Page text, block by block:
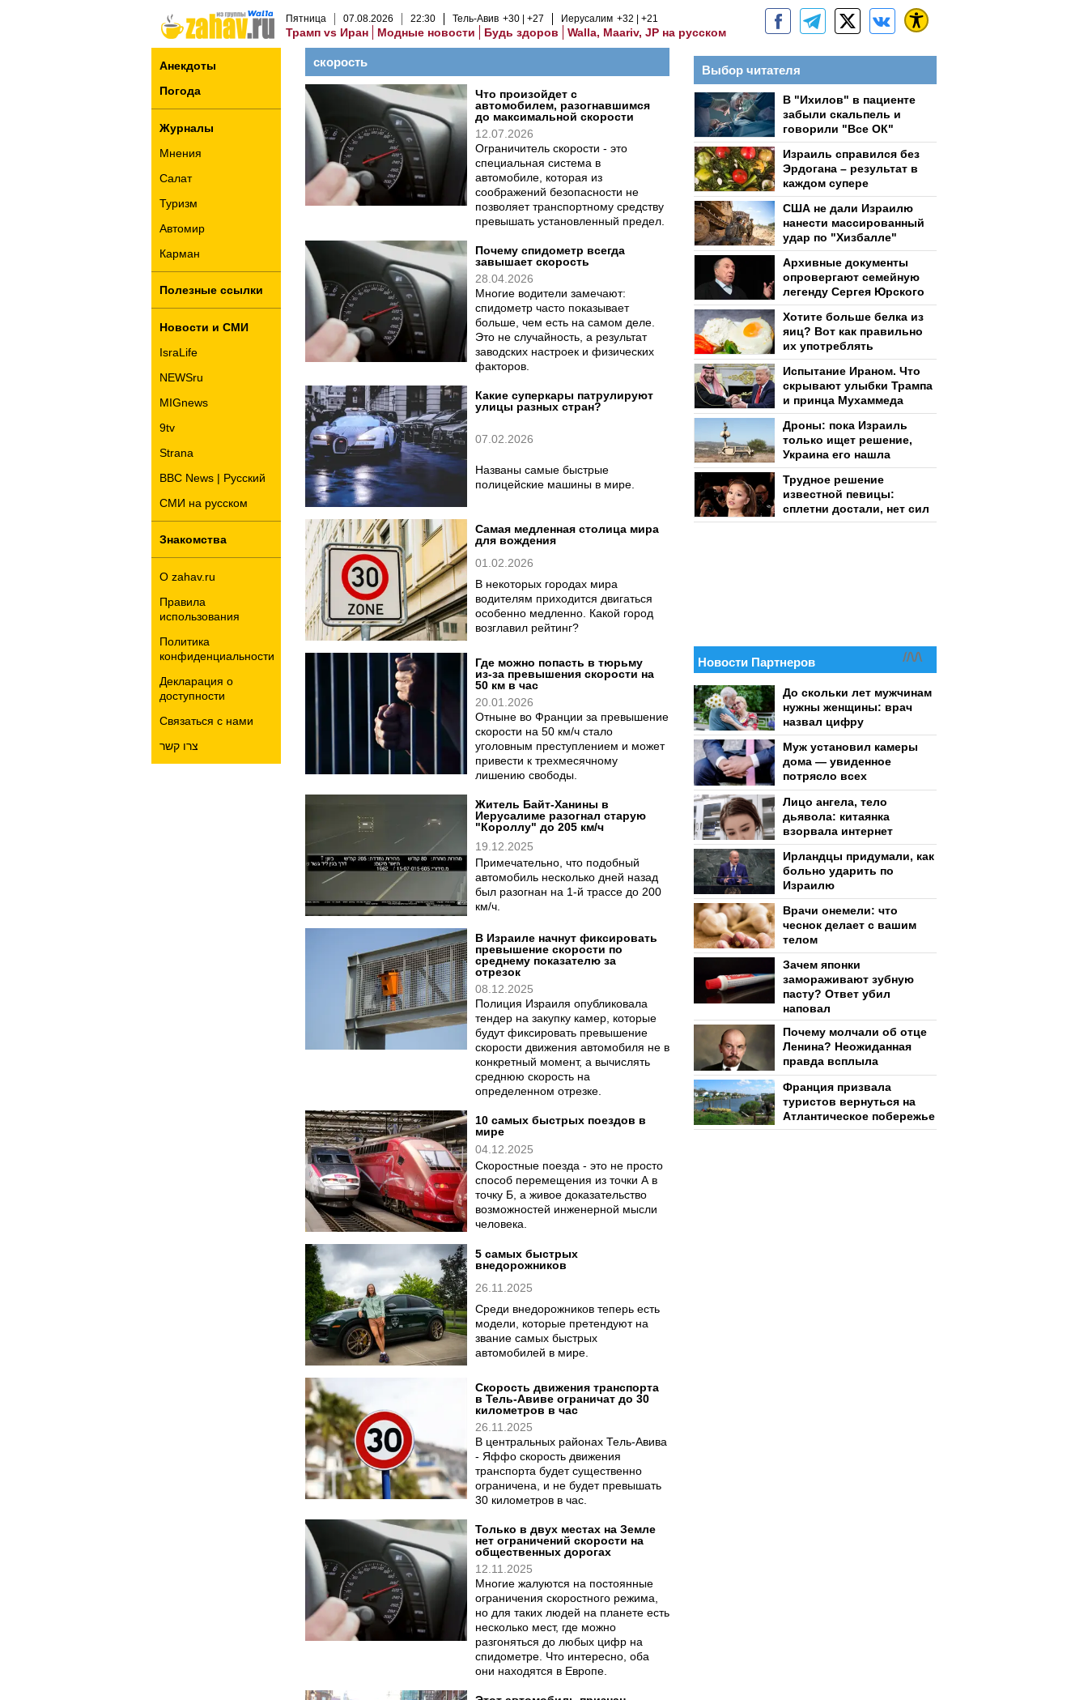
Пятница 07.08.2026 22:30 Тель-Авив +30 +27 Иерусалим +32 +21
Трамп vs Иран Модные новости Будь здоров Walla, Maariv, JP на русском
Анекдоты
Погода
Журналы
Мнения
Салат
Туризм
Автомир
Карман
Полезные ссылки
Новости и СМИ
IsraLife
NEWSru
MIGnews
9tv
Strana
BBC News | Русский
СМИ на русском
Знакомства
О zahav.ru
Правила
использования
Политика
конфиденциальности
Декларация о
доступности
Связаться с нами
צרו קשר
скорость
Что произойдет с
автомобилем, разогнавшимся
до максимальной скорости
12.07.2026
Ограничитель скорости - это
специальная система в
автомобиле, которая из
соображений безопасности не
позволяет транспортному средству
превышать установленный предел.
Почему спидометр всегда
завышает скорость
28.04.2026
Многие водители замечают:
спидометр часто показывает
больше, чем есть на самом деле.
Это не случайность, а результат
заводских настроек и физических
факторов.
Какие суперкары патрулируют
улицы разных стран?
07.02.2026
Названы самые быстрые
полицейские машины в мире.
Самая медленная столица мира
для вождения
01.02.2026
В некоторых городах мира
водителям приходится двигаться
особенно медленно. Какой город
возглавил рейтинг?
Где можно попасть в тюрьму
из-за превышения скорости на
50 км в час
20.01.2026
Отныне во Франции за превышение
скорости на 50 км/ч стало
уголовным преступлением и может
привести к трехмесячному
лишению свободы.
Житель Байт-Ханины в
Иерусалиме разогнал старую
"Короллу" до 205 км/ч
19.12.2025
Примечательно, что подобный
автомобиль несколько дней назад
был разогнан на 1-й трассе до 200
км/ч.
В Израиле начнут фиксировать
превышение скорости по
среднему показателю за
отрезок
08.12.2025
Полиция Израиля опубликовала
тендер на закупку камер, которые
будут фиксировать превышение
скорости движения автомобиля не в
конкретный момент, а вычислять
среднюю скорость на
определенном отрезке.
10 самых быстрых поездов в
мире
04.12.2025
Скоростные поезда - это не просто
способ перемещения из точки А в
точку Б, а живое доказательство
возможностей инженерной мысли
человека.
5 самых быстрых
внедорожников
26.11.2025
Среди внедорожников теперь есть
модели, которые претендуют на
звание самых быстрых
автомобилей в мире.
Скорость движения транспорта
в Тель-Авиве ограничат до 30
километров в час
26.11.2025
В центральных районах Тель-Авива
- Яффо скорость движения
транспорта будет существенно
ограничена, и не будет превышать
30 километров в час.
Только в двух местах на Земле
нет ограничений скорости на
общественных дорогах
12.11.2025
Многие жалуются на постоянные
ограничения скоростного режима,
но для таких людей на планете есть
несколько мест, где можно
разгоняться до любых цифр на
спидометре. Что интересно, оба
они находятся в Европе.
Выбор читателя
В "Ихилов" в пациенте
забыли скальпель и
говорили "Все ОК"
Израиль справился без
Эрдогана – результат в
каждом супере
США не дали Израилю
нанести массированный
удар по "Хизбалле"
Архивные документы
опровергают семейную
легенду Сергея Юрского
Хотите больше белка из
яиц? Вот как правильно
их употреблять
Испытание Ираном. Что
скрывают улыбки Трампа
и принца Мухаммеда
Дроны: пока Израиль
только ищет решение,
Украина его нашла
Трудное решение
известной певицы:
сплетни достали, нет сил